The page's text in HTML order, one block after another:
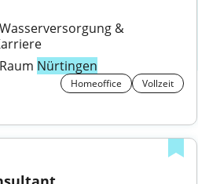
&
Nürtingen
Homeoffice Vollzeit